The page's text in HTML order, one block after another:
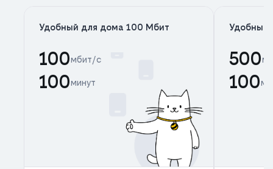
Удобный для дома 100 Мбит
100мбит/с
100минут
Удобный
500
100